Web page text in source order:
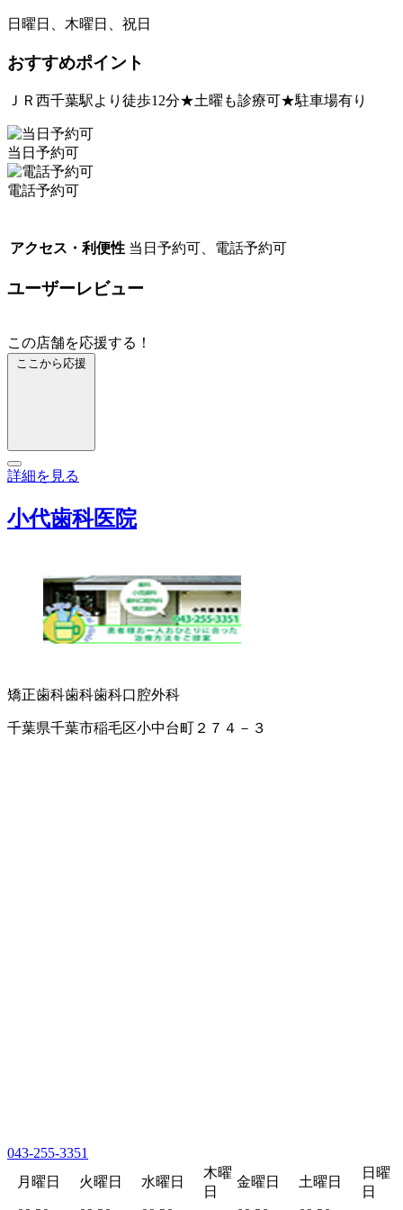
日曜日、木曜日、祝日
おすすめポイント
ＪＲ西千葉駅より徒歩12分★土曜も診療可★駐車場有り
当日予約可
電話予約可
アクセス・利便性 当日予約可、電話予約可
ユーザーレビュー
この店舗を応援する！
ここから応援
詳細を見る
小代歯科医院
矯正歯科歯科歯科口腔外科
千葉県千葉市稲毛区小中台町２７４－３
043-255-3351
月曜日
火曜日 水曜日
木曜
日
金曜日 土曜日
日曜
日